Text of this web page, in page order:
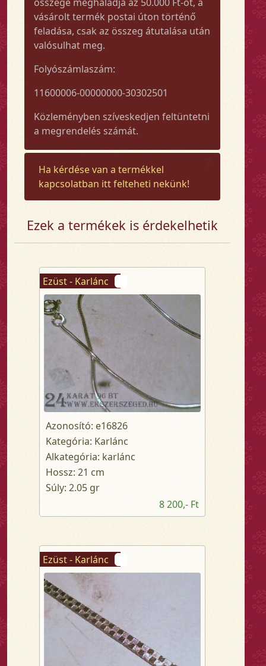
vásárolt termék postai úton történő
feladása, csak az összeg átutalása után
valósulhat meg.
Folyószámlaszám:
11600006-00000000-30302501
Közleményben szíveskedjen feltüntetni
a megrendelés számát.
Ha kérdése van a termékkel
kapcsolatban itt felteheti nekünk!
Ezek a termékek is érdekelhetik
Ezüst - Karlánc
Azonosító: e16826
Kategória: Karlánc
Alkategória: karlánc
Hossz: 21 cm
Súly: 2.05 gr
8 200,- Ft
Ezüst - Karlánc